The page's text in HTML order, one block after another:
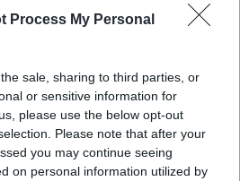
Process My Personal
sale, sharing to third parties, or
or sensitive information for
please use the below opt-out
Please note that after your
you may continue seeing
on personal information utilized by